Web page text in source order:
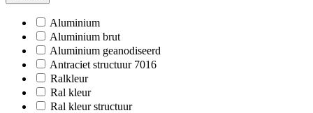
Aluminium
Aluminium brut
Aluminium geanodiseerd
Antraciet structuur 7016
Ralkleur
Ral kleur
Ral kleur structuur